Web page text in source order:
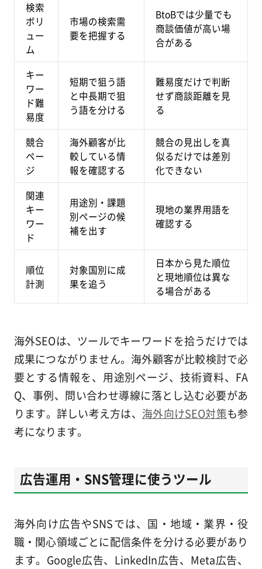
検索
ボリ
ュー
ム
市場の検索需
要を把握する
BtoBでは少量でも
商談価値が高い場
合がある
キー
ワー
ド難
易度
短期で狙う語
と中長期で狙
う語を分ける
難易度だけで判断
せず商談距離を見
る
競合
ペー
ジ
海外顧客が比
較している情
報を確認する
競合の見出しを真
似るだけでは差別
化できない
関連
キー
ワー
ド
用途別・課題
別ページの候
補を出す
現地の業界用語を
確認する
順位
計測
対象国別に成
果を追う
日本から見た順位
と現地順位は異な
る場合がある
海外SEOは、ツールでキーワードを拾うだけでは
成果につながりません。海外顧客が比較検討で必
要とする情報を、用途別ページ、技術資料、FA
Q、事例、問い合わせ導線に落とし込む必要があ
ります。詳しい考え方は、 海外向けSEO対策も参
考になります。
広告運用・SNS管理に使うツール
海外向け広告やSNSでは、国・地域・業界・役
職・関心領域ごとに配信条件を分ける必要があり
ます。Google広告、LinkedIn広告、Meta広告、